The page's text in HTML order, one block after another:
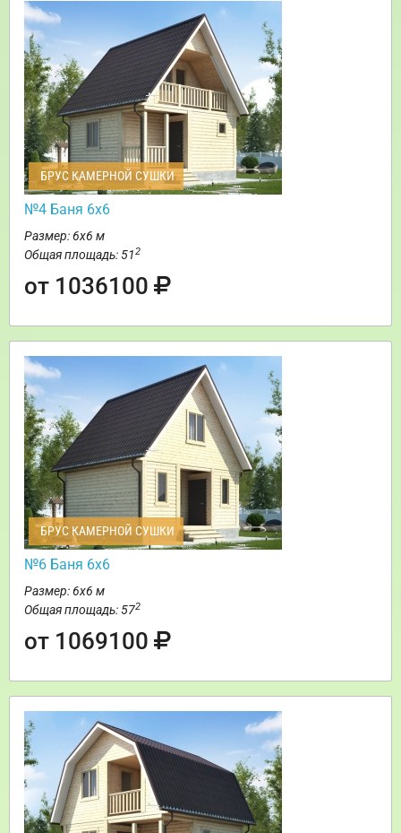
БРУС КАМЕРНОЙ СУШКИ
№4 Баня 6х6
Размер: 6х6 м
Общая площадь: 512
от 1036100
БРУС КАМЕРНОЙ СУШКИ
№6 Баня 6х6
Размер: 6х6 м
Общая площадь: 572
от 1069100